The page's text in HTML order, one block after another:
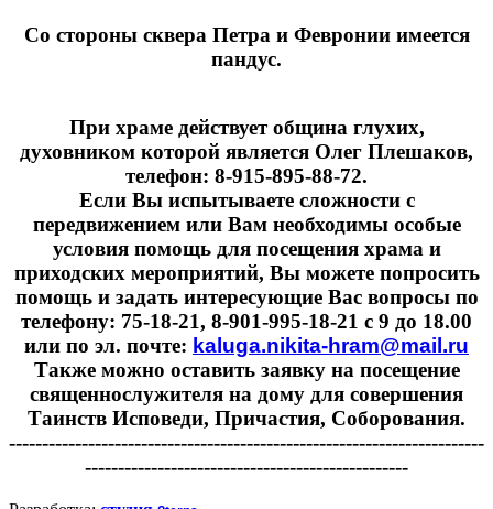
Cо стороны сквера Петра и Февронии имеется
пандус.
При храме действует община глухих,
духовником которой является Олег Плешаков,
телефон: 8-915-895-88-72.
Если Вы испытываете сложности с
передвижением или Вам необходимы особые
условия помощь для посещения храма и
приходских мероприятий, Вы можете попросить
помощь и задать интересующие Вас вопросы по
телефону: 75-18-21, 8-901-995-18-21 с 9 до 18.00
или по эл. почте: kaluga.nikita-hram@mail.ru
Также можно оставить заявку на посещение
священнослужителя на дому для совершения
Таинств Исповеди, Причастия, Соборования.
------------------------------------------------------------------------
-------------------------------------------------